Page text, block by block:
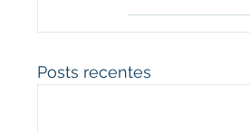
Posts recentes